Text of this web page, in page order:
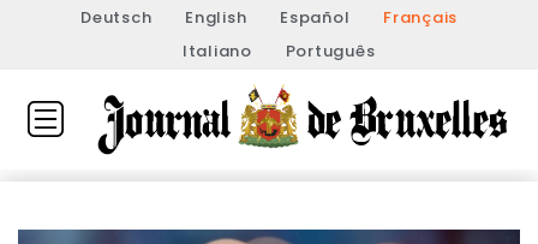
Deutsch English Español
Français
Italiano
Português